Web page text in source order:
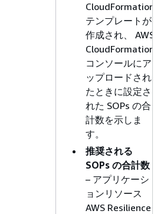
CloudFormation
テンプレートが
作成され、 AWS
CloudFormation
コンソールにア
ップロードされ
たときに設定さ
れた SOPs の合
計数を示しま
す。
推奨される
SOPs の合計数
– アプリケーシ
ョンリソース
AWS Resilience